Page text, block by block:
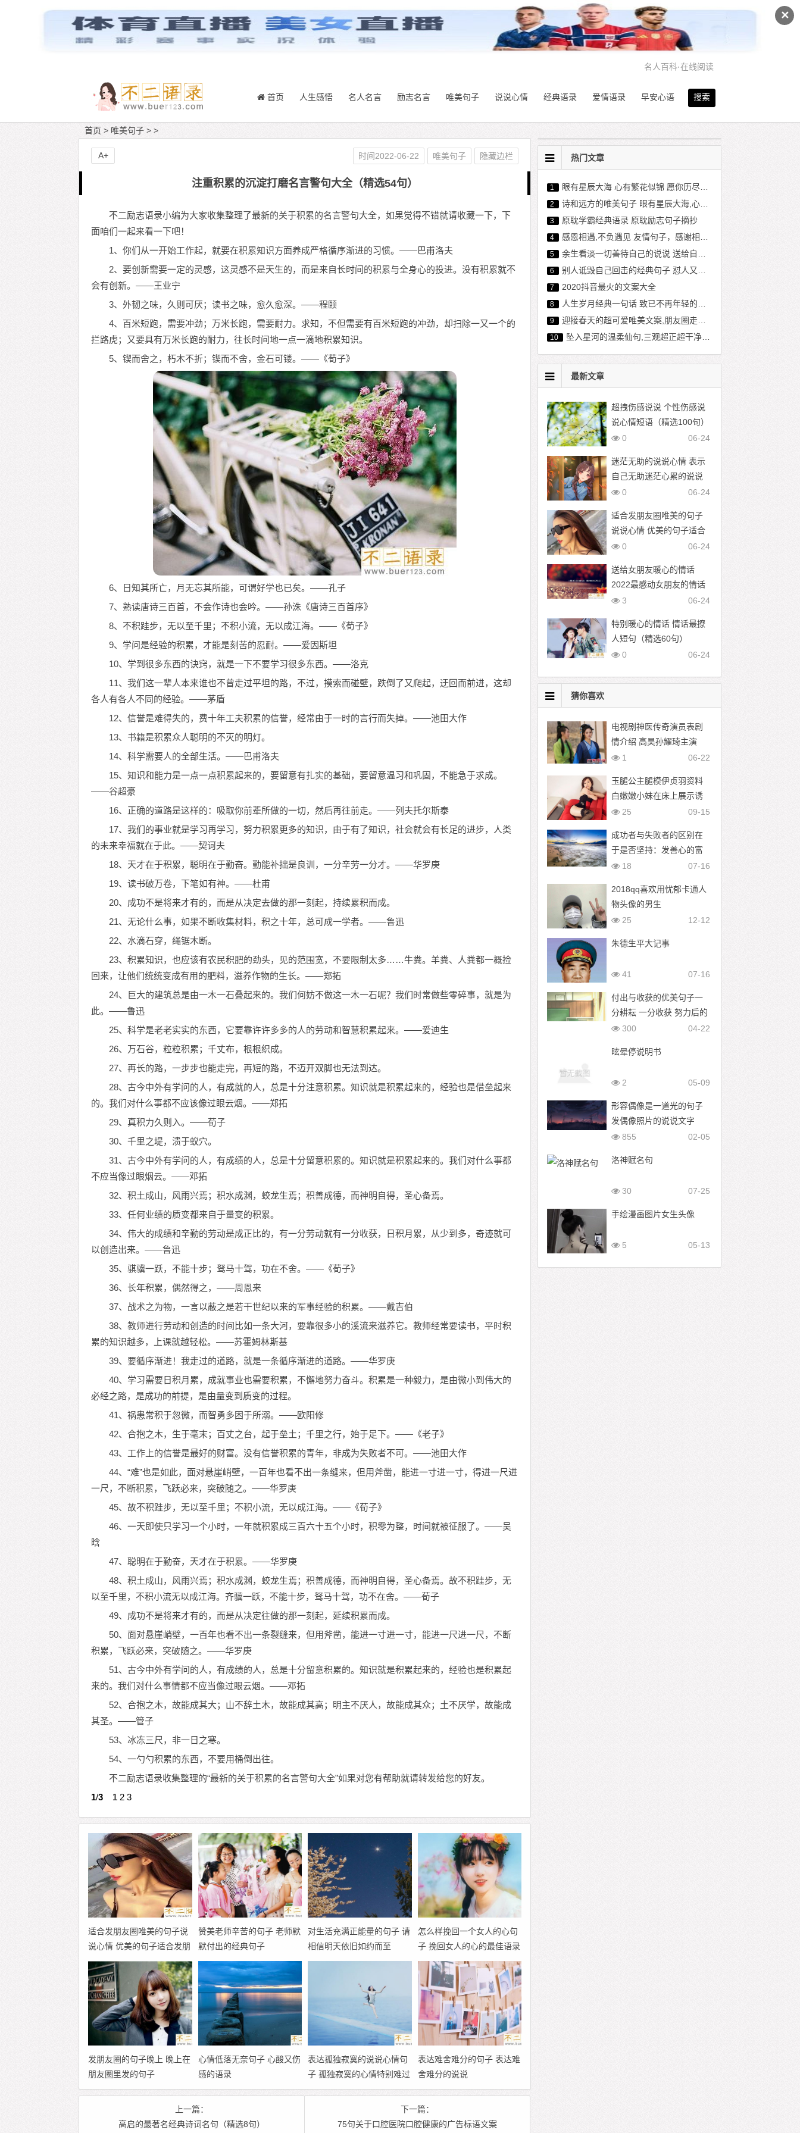
✕
名人百科·在线阅读
搜索
首页 人生感悟 名人名言 励志名言 唯美句子 说说心情 经典语录 爱情语录 早安心语
首页 > 唯美句子 > >
注重积累的沉淀打磨名言警句大全（精选54句）
不二励志语录小编为大家收集整理了最新的关于积累的名言警句大全，如果觉得不错就请收藏一下，下
面咱们一起来看一下吧！
1、你们从一开始工作起，就要在积累知识方面养成严格循序渐进的习惯。——巴甫洛夫
2、要创新需要一定的灵感，这灵感不是天生的，而是来自长时间的积累与全身心的投进。没有积累就不
会有创新。——王业宁
3、外韧之味，久则可厌；读书之味，愈久愈深。——程颐
4、百米短跑，需要冲劲；万米长跑，需要耐力。求知，不但需要有百米短跑的冲劲，却扫除一又一个的
拦路虎；又要具有万米长跑的耐力，往长时间地一点一滴地积累知识。
5、锲而舍之，朽木不折；锲而不舍，金石可镂。——《荀子》
6、日知其所亡，月无忘其所能，可谓好学也已矣。——孔子
7、熟读唐诗三百首，不会作诗也会吟。——孙洙《唐诗三百首序》
8、不积跬步，无以至千里；不积小流，无以成江海。——《荀子》
9、学问是经验的积累，才能是刻苦的忍耐。——爱因斯坦
10、学到很多东西的诀窍，就是一下不要学习很多东西。——洛克
11、我们这一辈人本来谁也不曾走过平坦的路，不过，摸索而碰壁，跌倒了又爬起，迂回而前进，这却
各人有各人不同的经验。——茅盾
12、信誉是难得失的，费十年工夫积累的信誉，经常由于一时的言行而失掉。——池田大作
13、书籍是积累众人聪明的不灭的明灯。
14、科学需要人的全部生活。——巴甫洛夫
15、知识和能力是一点一点积累起来的，要留意有扎实的基础，要留意温习和巩固，不能急于求成。
——谷超豪
16、正确的道路是这样的：吸取你前辈所做的一切，然后再往前走。——列夫托尔斯泰
17、我们的事业就是学习再学习，努力积累更多的知识，由于有了知识，社会就会有长足的进步，人类
的未来幸福就在于此。——契诃夫
18、天才在于积累，聪明在于勤奋。勤能补拙是良训，一分辛劳一分才。——华罗庚
19、读书破万卷，下笔如有神。——杜甫
20、成功不是将来才有的，而是从决定去做的那一刻起，持续累积而成。
21、无论什么事，如果不断收集材料，积之十年，总可成一学者。——鲁迅
22、水滴石穿，绳锯木断。
23、积累知识，也应该有农民积肥的劲头，见的范围宽，不要限制太多……牛粪。羊粪、人粪都一概捡
回来，让他们统统变成有用的肥料，滋养作物的生长。——郑拓
24、巨大的建筑总是由一木一石叠起来的。我们何妨不做这一木一石呢？我们时常做些零碎事，就是为
此。——鲁迅
25、科学是老老实实的东西，它要靠许许多多的人的劳动和智慧积累起来。——爱迪生
26、万石谷，粒粒积累；千丈布，根根织成。
27、再长的路，一步步也能走完，再短的路，不迈开双脚也无法到达。
28、古今中外有学问的人，有成就的人，总是十分注意积累。知识就是积累起来的，经验也是借垒起来
的。我们对什么事都不应该像过眼云烟。——郑拓
29、真积力久则入。——荀子
30、千里之堤，溃于蚁穴。
31、古今中外有学问的人，有成绩的人，总是十分留意积累的。知识就是积累起来的。我们对什么事都
不应当像过眼烟云。——邓拓
32、积土成山，风雨兴焉；积水成渊，蛟龙生焉；积善成德，而神明自得，圣心备焉。
33、任何业绩的质变都来自于量变的积累。
34、伟大的成绩和辛勤的劳动是成正比的，有一分劳动就有一分收获，日积月累，从少到多，奇迹就可
以创造出来。——鲁迅
35、骐骥一跃，不能十步；驽马十驾，功在不舍。——《荀子》
36、长年积累，偶然得之，——周恩来
37、战术之为物，一言以蔽之是若干世纪以来的军事经验的积累。——戴吉伯
38、教师进行劳动和创造的时间比如一条大河，要靠很多小的溪流来滋养它。教师经常要读书，平时积
累的知识越多，上课就越轻松。——苏霍姆林斯基
39、要循序渐进！我走过的道路，就是一条循序渐进的道路。——华罗庚
40、学习需要日积月累，成就事业也需要积累，不懈地努力奋斗。积累是一种毅力，是由微小到伟大的
必经之路，是成功的前提，是由量变到质变的过程。
41、祸患常积于忽微，而智勇多困于所溺。——欧阳修
42、合抱之木，生于毫末；百丈之台，起于垒土；千里之行，始于足下。——《老子》
43、工作上的信誉是最好的财富。没有信誉积累的青年，非成为失败者不可。——池田大作
44、“难”也是如此，面对悬崖峭壁，一百年也看不出一条缝来，但用斧凿，能进一寸进一寸，得进一尺进
一尺，不断积累，飞跃必来，突破随之。——华罗庚
45、故不积跬步，无以至千里；不积小流，无以成江海。——《荀子》
46、一天即使只学习一个小时，一年就积累成三百六十五个小时，积零为整，时间就被征服了。——吴
晗
47、聪明在于勤奋，天才在于积累。——华罗庚
48、积土成山，风雨兴焉；积水成渊，蛟龙生焉；积善成德，而神明自得，圣心备焉。故不积跬步，无
以至千里，不积小流无以成江海。齐骥一跃，不能十步，驽马十驾，功不在舍。——荀子
49、成功不是将来才有的，而是从决定往做的那一刻起，延续积累而成。
50、面对悬崖峭壁，一百年也看不出一条裂缝来，但用斧凿，能进一寸进一寸，能进一尺进一尺，不断
积累，飞跃必来，突破随之。——华罗庚
51、古今中外有学问的人，有成绩的人，总是十分留意积累的。知识就是积累起来的，经验也是积累起
来的。我们对什么事情都不应当像过眼云烟。——邓拓
52、合抱之木，故能成其大；山不辞土木，故能成其高；明主不厌人，故能成其众；土不厌学，故能成
其圣。——管子
53、冰冻三尺，非一日之寒。
54、一勺勺积累的东西，不要用桶倒出往。
不二励志语录收集整理的“最新的关于积累的名言警句大全”如果对您有帮助就请转发给您的好友。
1/3 1 2 3
时间2022-06-22 唯美句子 隐藏边栏
A+
适合发朋友圈唯美的句子说
说心情 优美的句子适合发朋
友圈
赞美老师辛苦的句子 老师默
默付出的经典句子
对生活充满正能量的句子 请
相信明天依旧如约而至
怎么样挽回一个女人的心句
子 挽回女人的心的最佳语录
发朋友圈的句子晚上 晚上在
朋友圈里发的句子
心情低落无奈句子 心酸又伤
感的语录
表达孤独寂寞的说说心情句
子 孤独寂寞的心情特别难过
的心情说说
表达难舍难分的句子 表达难
舍难分的说说
上一篇：
高启的最著名经典诗词名句（精选8句）
下一篇：
75句关于口腔医院口腔健康的广告标语文案
热门文章
1 眼有星辰大海 心有繁花似锦 愿你历尽千帆 不染岁月风尘
2 诗和远方的唯美句子 眼有星辰大海,心有繁花似锦
3 原耽学霸经典语录 原耽励志句子摘抄
4 感恩相遇,不负遇见 友情句子，感谢相遇的唯美句子
5 余生看淡一切善待自己的说说 送给自己的经典短句
6 别人诋毁自己回击的经典句子 怼人又不失礼貌的句子
7 2020抖音最火的文案大全
8 人生岁月经典一句话 致已不再年轻的自己107句
9 迎接春天的超可爱唯美文案,朋友圈走心文案范文
10 坠入星河的温柔仙句,三观超正超干净的文案
最新文章
超拽伤感说说 个性伤感说
说心情短语（精选100句）
06-24
0
迷茫无助的说说心情 表示
自己无助迷茫心累的说说
06-24
0
适合发朋友圈唯美的句子
说说心情 优美的句子适合
发朋友圈
06-24
0
送给女朋友暖心的情话
2022最感动女朋友的情话
06-24
3
特别暖心的情话 情话最撩
人短句（精选60句）
06-24
0
猜你喜欢
电视剧神医传奇演员表剧
情介绍 高昊孙耀琦主演
06-22
1
玉腿公主腿模伊贞羽资料
白嫩嫩小妹在床上展示诱
人美腿
09-15
25
成功者与失败者的区别在
于是否坚持：发善心的富
人
07-16
18
2018qq喜欢用忧郁卡通人
物头像的男生
12-12
25
朱德生平大记事
07-16
41
付出与收获的优美句子一
分耕耘 一分收获 努力后的
收获句子简短
04-22
300
眩晕停说明书
05-09
2
形容偶像是一道光的句子
发偶像照片的说说文字
02-05
855
洛神赋名句
07-25
30
手绘漫画图片女生头像
05-13
5